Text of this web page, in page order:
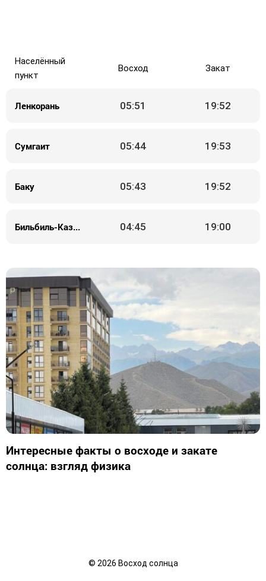
Населённый
пункт
Восход Закат
Ленкорань 05:51 19:52
Сумгаит 05:44 19:53
Баку 05:43 19:52
Бильбиль-Казмаляр 04:45 19:00
Интересные факты о восходе и закате
солнца: взгляд физика
© 2026 Восход солнца